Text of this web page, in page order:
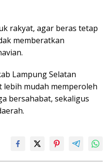
rakyat, agar beras tetap
memberatkan
Lampung Selatan
mudah memperoleh
bersahabat, sekaligus